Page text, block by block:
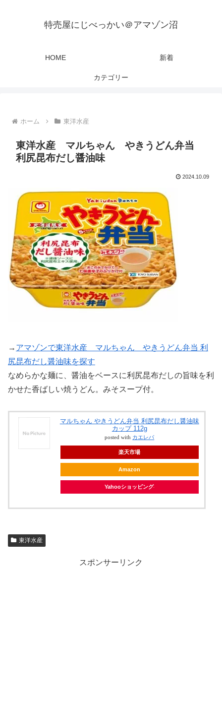
特売屋にじべっかい＠アマゾン沼
HOME 新着
カテゴリー
ホーム 東洋水産
東洋水産 マルちゃん やきうどん弁当
利尻昆布だし醤油味
2024.10.09
→ アマゾンで東洋水産 マルちゃん やきうどん弁当 利
尻昆布だし醤油味を探す
なめらかな麺に、醤油をベースに利尻昆布だしの旨味を利
かせた香ばしい焼うどん。みそスープ付。
マルちゃん やきうどん弁当 利尻昆布だし醤油味
カップ 112g
posted with カエレバ
楽天市場
Amazon
Yahooショッピング
東洋水産
スポンサーリンク